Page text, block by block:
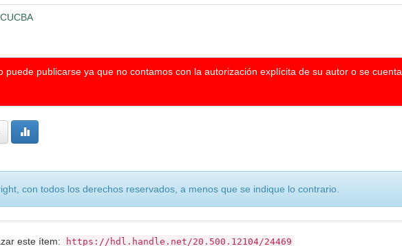
CUCBA
puede publicarse ya que no contamos con la autorización explícita de su autor o se
con todos los derechos reservados, a menos que se indique lo contrario.
este ítem: https://hdl.handle.net/20.500.12104/24469